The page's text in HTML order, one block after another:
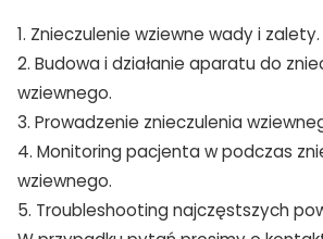
1. Znieczulenie wziewne wady i zalety.
2. Budowa i działanie aparatu do
wziewnego.
3. Prowadzenie znieczulenia
4. Monitoring pacjenta w podczas
wziewnego.
5. Troubleshooting najczęstszych